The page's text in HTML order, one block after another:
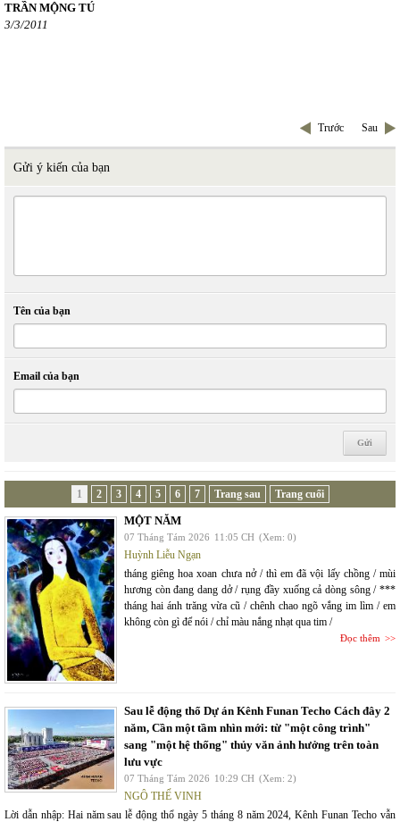
TRẦN MỘNG TÚ
3/3/2011
Trước Sau
Gửi ý kiến của bạn
Tên của bạn
Email của bạn
1 2 3 4 5 6 7 Trang sau Trang cuối
MỘT NĂM
07 Tháng Tám 2026 11:05 CH (Xem: 0)
Huỳnh Liễu Ngạn
tháng giêng hoa xoan chưa nở / thì em đã vội lấy chồng / mùi
hương còn đang dang dở / rụng đầy xuống cả dòng sông / ***
tháng hai ánh trăng vừa cũ / chênh chao ngõ vắng im lìm / em
không còn gì để nói / chỉ màu nắng nhạt qua tim /
Đọc thêm
Sau lễ động thổ Dự án Kênh Funan Techo Cách đây 2
năm, Cần một tầm nhìn mới: từ "một công trình"
sang "một hệ thống" thủy văn ảnh hưởng trên toàn
lưu vực
07 Tháng Tám 2026 10:29 CH (Xem: 2)
NGÔ THẾ VINH
Lời dẫn nhập: Hai năm sau lễ động thổ ngày 5 tháng 8 năm 2024, Kênh Funan Techo vẫn